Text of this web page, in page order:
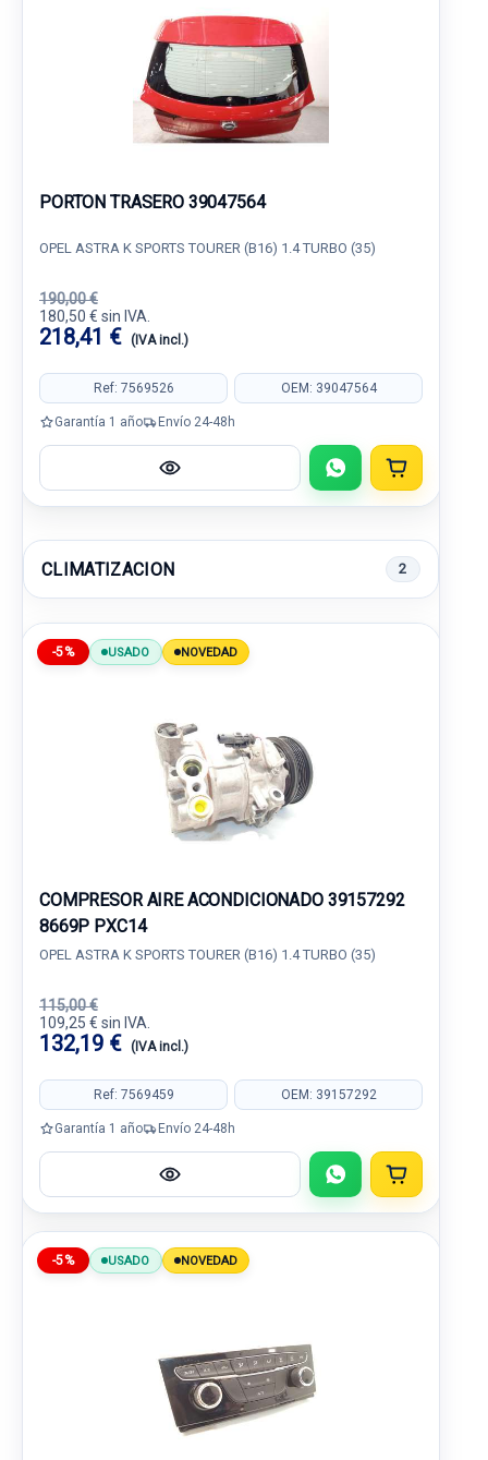
PORTON TRASERO 39047564
OPEL ASTRA K SPORTS TOURER (B16) 1.4 TURBO (35)
190,00 €
180,50 € sin IVA.
218,41 € (IVA incl.)
Ref: 7569526 OEM: 39047564
Garantía 1 año Envío 24-48h
CLIMATIZACION 2
-5% USADO NOVEDAD
COMPRESOR AIRE ACONDICIONADO 39157292
8669P PXC14
OPEL ASTRA K SPORTS TOURER (B16) 1.4 TURBO (35)
115,00 €
109,25 € sin IVA.
132,19 € (IVA incl.)
Ref: 7569459 OEM: 39157292
Garantía 1 año Envío 24-48h
-5% USADO NOVEDAD